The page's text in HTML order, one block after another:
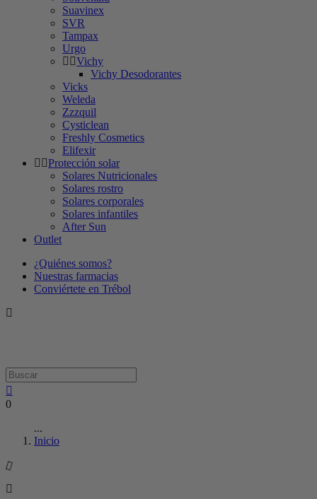
Suavinex
SVR
Tampax
Urgo
Vichy
Vichy Desodorantes
Vicks
Weleda
Zzzquil
Cysticlean
Freshly Cosmetics
Elifexir
Protección solar
Solares Nutricionales
Solares rostro
Solares corporales
Solares infantiles
After Sun
Outlet
¿Quiénes somos?
Nuestras farmacias
Conviértete en Trébol
0
...
Inicio